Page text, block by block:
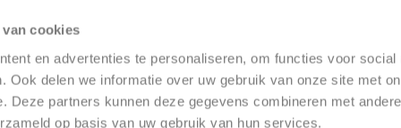
cookies
en advertenties te personaliseren, om functies voor social
Ook delen we informatie over uw gebruik van onze site met
Deze partners kunnen deze gegevens combineren met
op basis van uw gebruik van hun services.
DISPLAY -
2:1 - ROOD - 4,8
T/M 19MM
KRIMPKOUS 2,4 / 1,2 MM- 10
METER - ZWART -
KRIMPRATIO 2:1